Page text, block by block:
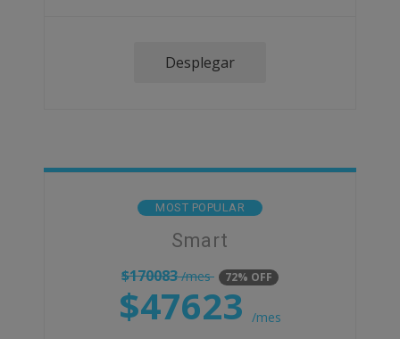
Desplegar
MOST POPULAR
Smart
$170083/mes 72% OFF
$47623 /mes